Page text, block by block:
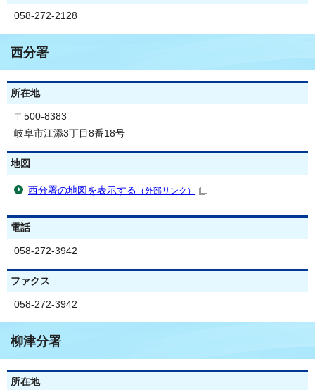
058-272-2128
西分署
所在地
〒500-8383
岐阜市江添3丁目8番18号
地図
西分署の地図を表示する （外部リンク）
電話
058-272-3942
ファクス
058-272-3942
柳津分署
所在地